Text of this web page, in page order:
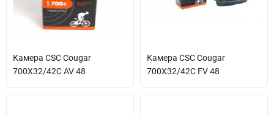
Камера CSC Cougar
700X32/42C AV 48
Камера CSC Cougar
700X32/42C FV 48